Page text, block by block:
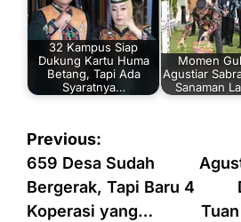
32 Kampus Siap
Dukung Kartu Huma
Betang, Tapi Ada
Syaratnya…
Momen
Agustiar
Sanaman
Navigasi
pos
Previous:
659 Desa Sudah
Bergerak, Tapi Baru 4
Koperasi yang…